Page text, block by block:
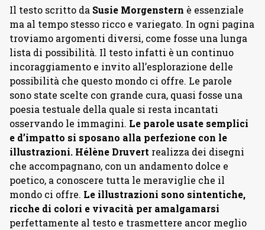
Il testo scritto da Susie Morgenstern è essenziale
ma al tempo stesso ricco e variegato. In ogni pagina
troviamo argomenti diversi, come fosse una lunga
lista di possibilità. Il testo infatti è un continuo
incoraggiamento e invito all’esplorazione delle
possibilità che questo mondo ci offre. Le parole
sono state scelte con grande cura, quasi fosse una
poesia testuale della quale si resta incantati
osservando le immagini. Le parole usate semplici
e d’impatto si sposano alla perfezione con le
illustrazioni. Hélène Druvert realizza dei disegni
che accompagnano, con un andamento dolce e
poetico, a conoscere tutta le meraviglie che il
mondo ci offre. Le illustrazioni sono sintentiche,
ricche di colori e vivacità per amalgamarsi
perfettamente al testo e trasmettere ancor meglio